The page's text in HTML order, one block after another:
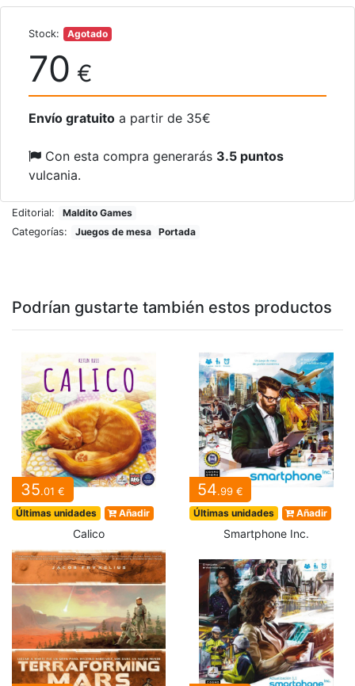
Stock: Agotado
70 €
Envío gratuito a partir de 35€
Con esta compra generarás 3.5 puntos
vulcania.
Editorial:
Maldito Games
Categorías:
Juegos de mesa Portada
Podrían gustarte también estos productos
35.01 €
Últimas unidades Añadir
Calico
54.99 €
Últimas unidades Añadir
Smartphone Inc.